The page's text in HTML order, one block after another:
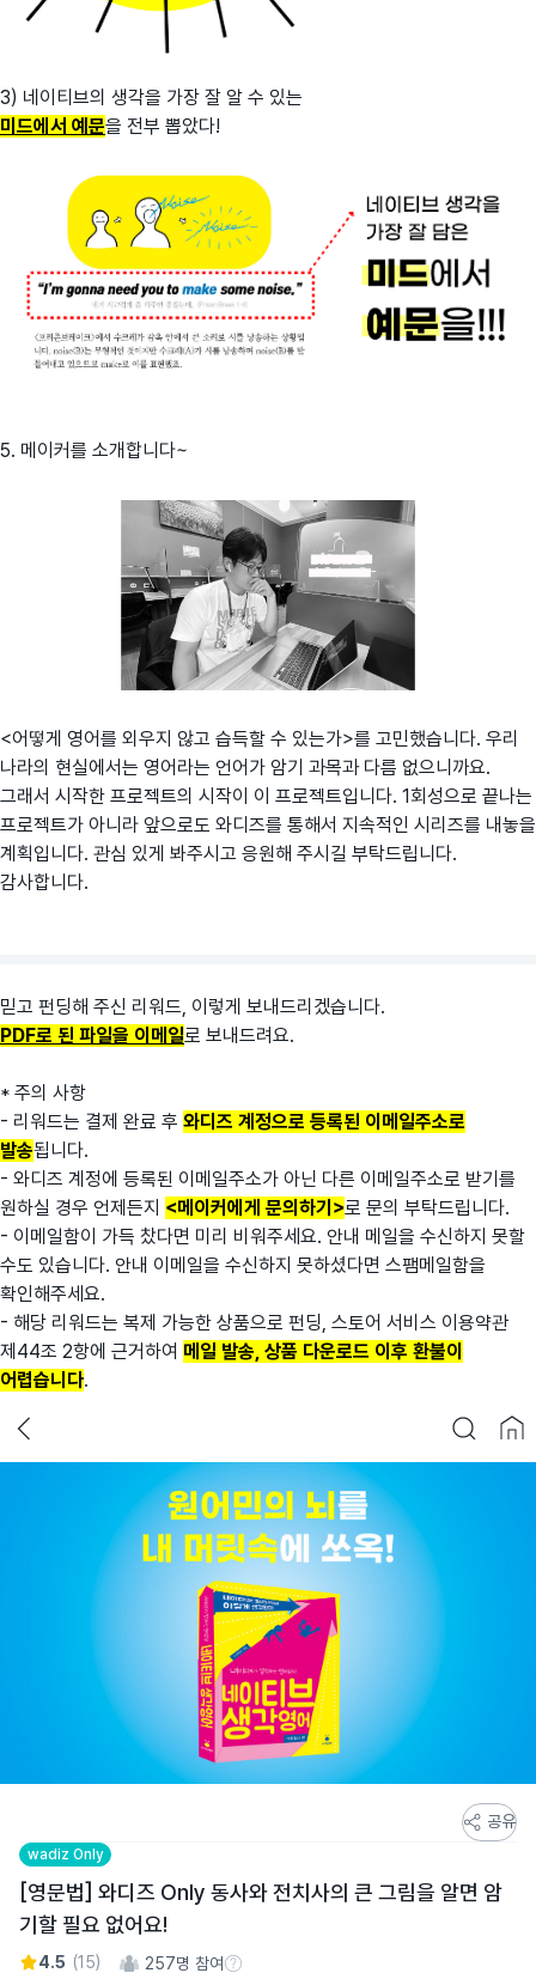
3) 네이티브의 생각을 가장 잘 알 수 있는
미드에서 예문을 전부 뽑았다!
5. 메이커를 소개합니다~
<어떻게 영어를 외우지 않고 습득할 수 있는가>를 고민했습니다. 우리
나라의 현실에서는 영어라는 언어가 암기 과목과 다름 없으니까요.
그래서 시작한 프로젝트의 시작이 이 프로젝트입니다. 1회성으로 끝나는
프로젝트가 아니라 앞으로도 와디즈를 통해서 지속적인 시리즈를 내놓을
계획입니다. 관심 있게 봐주시고 응원해 주시길 부탁드립니다.
감사합니다.
믿고 펀딩해 주신 리워드, 이렇게 보내드리겠습니다.
PDF로 된 파일을 이메일로 보내드려요.
* 주의 사항
- 리워드는 결제 완료 후 와디즈 계정으로 등록된 이메일주소로
발송됩니다.
- 와디즈 계정에 등록된 이메일주소가 아닌 다른 이메일주소로 받기를
원하실 경우 언제든지 <메이커에게 문의하기>로 문의 부탁드립니다.
- 이메일함이 가득 찼다면 미리 비워주세요. 안내 메일을 수신하지 못할
수도 있습니다. 안내 이메일을 수신하지 못하셨다면 스팸메일함을
확인해주세요.
- 해당 리워드는 복제 가능한 상품으로 펀딩, 스토어 서비스 이용약관
제44조 2항에 근거하여 메일 발송, 상품 다운로드 이후 환불이
어렵습니다.
토
어
스
토
리
공유
wadiz Only
[영문법] 와디즈 Only 동사와 전치사의 큰 그림을 알면 암
기할 필요 없어요!
4.5 (15) 257명 참여